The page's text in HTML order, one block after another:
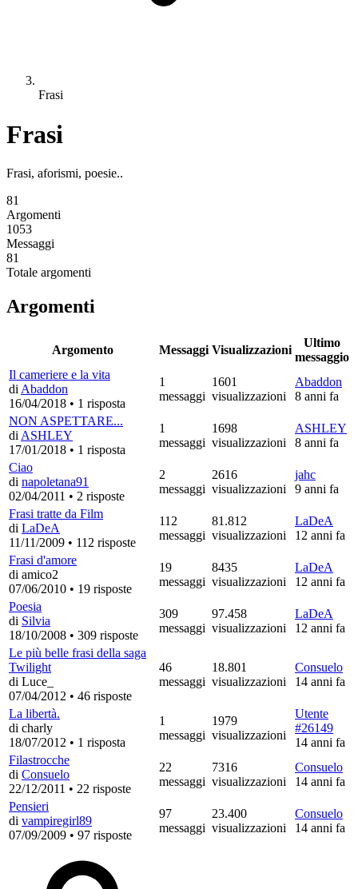
Frasi
Frasi
Frasi, aforismi, poesie..
81
Argomenti
1053
Messaggi
81
Totale argomenti
Argomenti
Argomento Messaggi Visualizzazioni
Ultimo
messaggio
Il cameriere e la vita
di Abaddon
16/04/2018 • 1 risposta
1
messaggi
1601
visualizzazioni
Abaddon
8 anni fa
NON ASPETTARE...
di ASHLEY
17/01/2018 • 1 risposta
1
messaggi
1698
visualizzazioni
ASHLEY
8 anni fa
Ciao
di napoletana91
02/04/2011 • 2 risposte
2
messaggi
2616
visualizzazioni
jahc
9 anni fa
Frasi tratte da Film
di LaDeA
11/11/2009 • 112 risposte
112
messaggi
81.812
visualizzazioni
LaDeA
12 anni fa
Frasi d'amore
di amico2
07/06/2010 • 19 risposte
19
messaggi
8435
visualizzazioni
LaDeA
12 anni fa
Poesia
di Silvia
18/10/2008 • 309 risposte
309
messaggi
97.458
visualizzazioni
LaDeA
12 anni fa
Le più belle frasi della saga
Twilight
di Luce_
07/04/2012 • 46 risposte
46
messaggi
18.801
visualizzazioni
Consuelo
14 anni fa
La libertà.
di charly
18/07/2012 • 1 risposta
1
messaggi
1979
visualizzazioni
Utente
#26149
14 anni fa
Filastrocche
di Consuelo
22/12/2011 • 22 risposte
22
messaggi
7316
visualizzazioni
Consuelo
14 anni fa
Pensieri
di vampiregirl89
07/09/2009 • 97 risposte
97
messaggi
23.400
visualizzazioni
Consuelo
14 anni fa